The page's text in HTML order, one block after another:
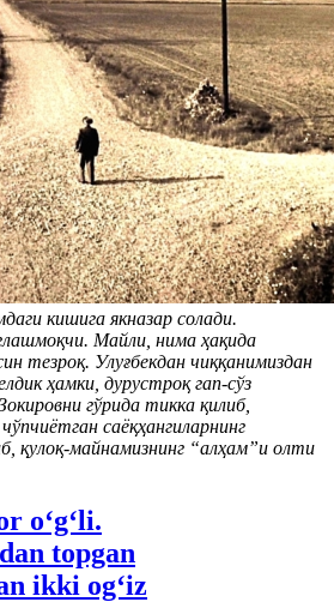
кишига якназар солади.
Майли, нима ҳақида
тезроқ. Улуғбекдан чиққанимиздан
ҳамки, дурустроқ гап-сўз
гўрида тикка қилиб,
саёқҳангиларнинг
қулоқ-майнамизнинг “алҳам”и олти
o‘g‘li.
topgan
ikki og‘iz